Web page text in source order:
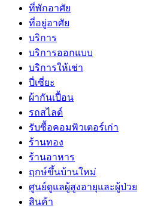
ที่พักอาศัย
ที่อยู่อาศัย
บริการ
บริการออกแบบ
บริการให้เช่า
ปี่เซี่ยะ
ผ้ากันเปื้อน
รถสไลด์
รับซื้อคอมพิวเตอร์เก่า
ร้านทอง
ร้านอาหาร
ฤกษ์ขึ้นบ้านใหม่
ศูนย์ดูแลผู้สูงอายุและผู้ป่วย
สินค้า